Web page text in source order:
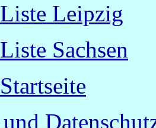
Leipzig
Sachsen